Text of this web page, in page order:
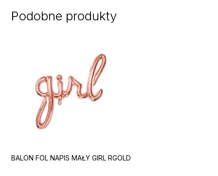
Podobne produkty
BALON FOL NAPIS MAŁY GIRL RGOLD